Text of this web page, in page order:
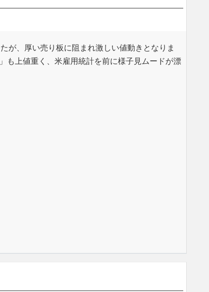
が、厚い売り板に阻まれ激しい値動きとなりま
も上値重く、米雇用統計を前に様子見ムードが漂